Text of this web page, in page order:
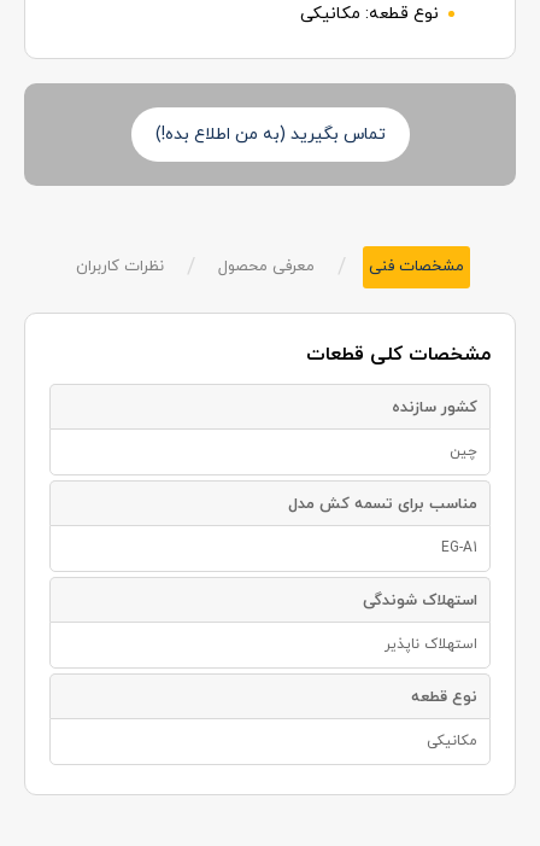
نوع قطعه: مکانیکی
تماس بگیرید (به من اطلاع بده!)
مشخصات فنی / معرفی محصول / نظرات کاربران
مشخصات کلی قطعات
کشور سازنده
چین
مناسب برای تسمه کش مدل
EG-A1
استهلاک شوندگی
استهلاک ناپذیر
نوع قطعه
مکانیکی